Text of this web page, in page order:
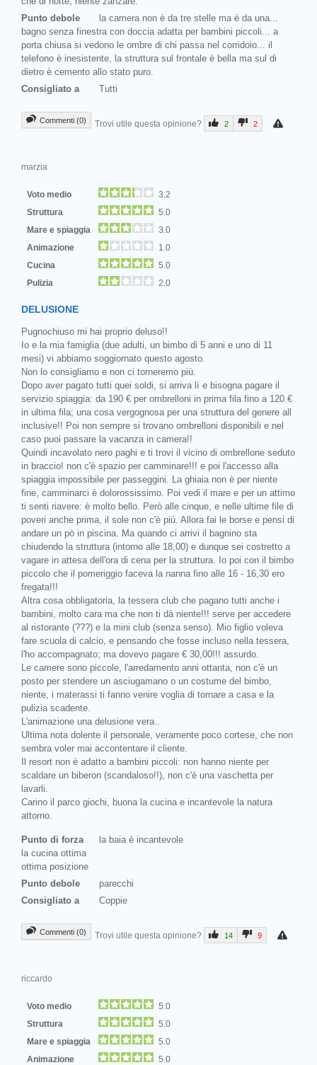
Punto debole
la camera non è da tre stelle ma è da una...
bagno senza finestra con doccia adatta per bambini piccoli... a
porta chiusa si vedono le ombre di chi passa nel corridoio... il
telefono è inesistente, la struttura sul frontale è bella ma sul di
dietro è cemento allo stato puro.
Consigliato a
Tutti
Commenti (0) Trovi utile questa opinione? 2 2
marzia
Voto medio
3.2
Struttura
5.0
Mare e spiaggia
3.0
Animazione
1.0
Cucina
5.0
Pulizia
2.0
DELUSIONE
Pugnochiuso mi hai proprio deluso!!
Io e la mia famiglia (due adulti, un bimbo di 5 anni e uno di 11
mesi) vi abbiamo soggiornato questo agosto.
Non lo consigliamo e non ci torneremo più.
Dopo aver pagato tutti quei soldi, si arriva lì e bisogna pagare il
servizio spiaggia: da 190 € per ombrelloni in prima fila fino a 120 €
in ultima fila; una cosa vergognosa per una struttura del genere all
inclusive!! Poi non sempre si trovano ombrelloni disponibili e nel
caso puoi passare la vacanza in camera!!
Quindi incavolato nero paghi e ti trovi il vicino di ombrellone seduto
in braccio! non c'è spazio per camminare!!! e poi l'accesso alla
spiaggia impossibile per passeggini. La ghiaia non è per niente
fine, camminarci è dolorossissimo. Poi vedi il mare e per un attimo
ti senti riavere: è molto bello. Però alle cinque, e nelle ultime file di
poveri anche prima, il sole non c'è più. Allora fai le borse e pensi di
andare un pò in piscina. Ma quando ci arrivi il bagnino sta
chiudendo la struttura (intorno alle 18,00) e dunque sei costretto a
vagare in attesa dell'ora di cena per la struttura. Io poi con il bimbo
piccolo che il pomeriggio faceva la nanna fino alle 16 - 16,30 ero
fregata!!!
Altra cosa obbligatoria, la tessera club che pagano tutti anche i
bambini, molto cara ma che non ti dà niente!!! serve per accedere
al ristorante (???) e la mini club (senza senso). Mio figlio voleva
fare scuola di calcio, e pensando che fosse incluso nella tessera,
l'ho accompagnato; ma dovevo pagare € 30,00!!! assurdo.
Le camere sono piccole, l'arredamento anni ottanta, non c'è un
posto per stendere un asciugamano o un costume del bimbo,
niente, i materassi ti fanno venire voglia di tornare a casa e la
pulizia scadente.
L'animazione una delusione vera..
Ultima nota dolente il personale, veramente poco cortese, che non
sembra voler mai accontentare il cliente.
Il resort non è adatto a bambini piccoli: non hanno niente per
scaldare un biberon (scandaloso!!), non c'è una vaschetta per
lavarli.
Carino il parco giochi, buona la cucina e incantevole la natura
attorno.
Punto di forza
la baia è incantevole
la cucina ottima
ottima posizione
Punto debole
parecchi
Consigliato a
Coppie
Commenti (0) Trovi utile questa opinione? 14 9
riccardo
Voto medio
5.0
Struttura
5.0
Mare e spiaggia
5.0
Animazione
5.0